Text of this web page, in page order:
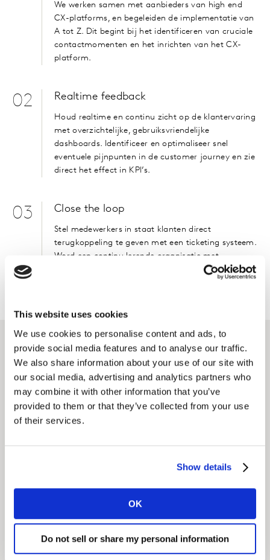
This website uses cookies
We use cookies to personalise content and ads, to
provide social media features and to analyse our traffic.
We also share information about your use of our site with
our social media, advertising and analytics partners who
may combine it with other information that you’ve
provided to them or that they’ve collected from your use
of their services.
Show details
OK
Do not sell or share my personal information
We werken samen met aanbieders van high end
CX-platforms, en begeleiden de implementatie van
A tot Z. Dit begint bij het identificeren van cruciale
contactmomenten en het inrichten van het CX-
platform.
02 Realtime feedback
Houd realtime en continu zicht op de klantervaring
met overzichtelijke, gebruiksvriendelijke
dashboards. Identificeer en optimaliseer snel
eventuele pijnpunten in de customer journey en zie
direct het effect in KPI’s.
03 Close the loop
Stel medewerkers in staat klanten direct
terugkoppeling te geven met een ticketing systeem.
Word een continu lerende organisatie met
customer centricity als mindset, waarin iedereen
Onze aanpak
Ken je Customer Journey
Loop je hele customer journey na op
Grip op real-time
klantervaring